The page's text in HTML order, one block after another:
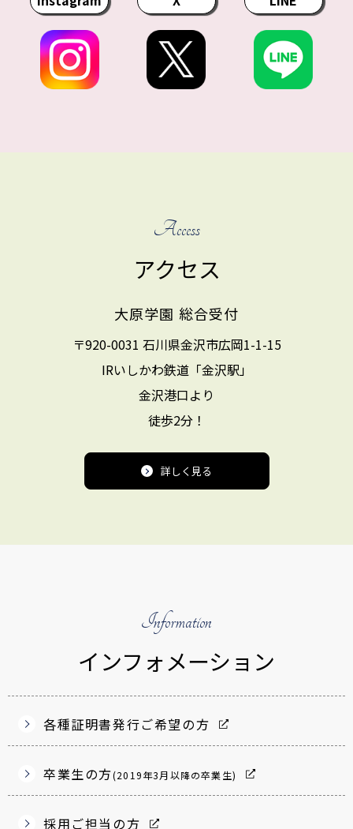
Access
アクセス
大原学園 総合受付
〒920-0031 石川県金沢市広岡1-1-15
IRいしかわ鉄道「金沢駅」
金沢港口より
徒歩2分！
詳しく見る
Information
インフォメーション
各種証明書発行ご希望の方
卒業生の方(2019年3月以降の卒業生)
採用ご担当の方